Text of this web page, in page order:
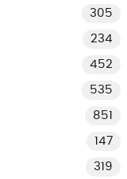
305
234
452
535
851
147
319